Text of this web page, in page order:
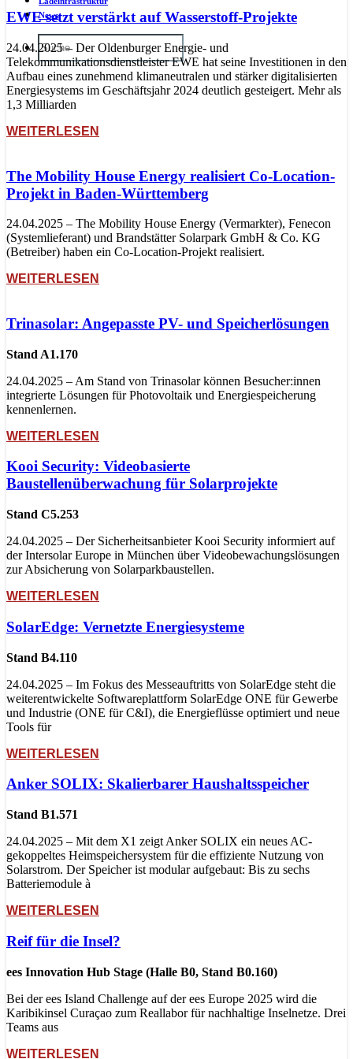
News
EWE setzt verstärkt auf Wasserstoff-Projekte
24.04.2025 – Der Oldenburger Energie- und
Telekommunikationsdienstleister EWE hat seine Investitionen in den
Aufbau eines zunehmend klimaneutralen und stärker digitalisierten
Energiesystems im Geschäftsjahr 2024 deutlich gesteigert. Mehr als
1,3 Milliarden
WEITERLESEN
The Mobility House Energy realisiert Co-Location-
Projekt in Baden-Württemberg
24.04.2025 – The Mobility House Energy (Vermarkter), Fenecon
(Systemlieferant) und Brandstätter Solarpark GmbH & Co. KG
(Betreiber) haben ein Co-Location-Projekt realisiert.
WEITERLESEN
Trinasolar: Angepasste PV- und Speicherlösungen
Stand A1.170
24.04.2025 – Am Stand von Trinasolar können Besucher:innen
integrierte Lösungen für Photovoltaik und Energiespeicherung
kennenlernen.
WEITERLESEN
Kooi Security: Videobasierte
Baustellenüberwachung für Solarprojekte
Stand C5.253
24.04.2025 – Der Sicherheitsanbieter Kooi Security informiert auf
der Intersolar Europe in München über Videobewachungslösungen
zur Absicherung von Solarparkbaustellen.
WEITERLESEN
SolarEdge: Vernetzte Energiesysteme
Stand B4.110
24.04.2025 – Im Fokus des Messeauftritts von SolarEdge steht die
weiterentwickelte Softwareplattform SolarEdge ONE für Gewerbe
und Industrie (ONE für C&I), die Energieflüsse optimiert und neue
Tools für
WEITERLESEN
Anker SOLIX: Skalierbarer Haushaltsspeicher
Stand B1.571
24.04.2025 – Mit dem X1 zeigt Anker SOLIX ein neues AC-
gekoppeltes Heimspeichersystem für die effiziente Nutzung von
Solarstrom. Der Speicher ist modular aufgebaut: Bis zu sechs
Batteriemodule à
WEITERLESEN
Reif für die Insel?
ees Innovation Hub Stage (Halle B0, Stand B0.160)
Bei der ees Island Challenge auf der ees Europe 2025 wird die
Karibikinsel Curaçao zum Reallabor für nachhaltige Inselnetze. Drei
Teams aus
WEITERLESEN